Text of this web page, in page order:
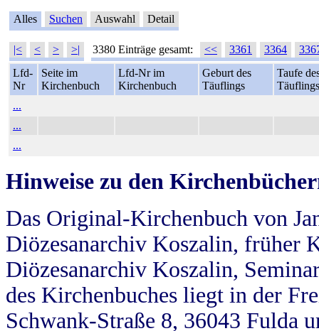
Alles Suchen Auswahl Detail
|< < > >| 3380 Einträge gesamt: << 3361 3364
Lfd-
Nr
Seite im
Kirchenbuch
Lfd-Nr im
Kirchenbuch
Geburt des
Täuflings
Taufe
Täuflings
...
...
...
Hinweise zu den
Das Original-Kirchenbuch von
Diözesanarchiv Koszalin, früher
Diözesanarchiv Koszalin,
des Kirchenbuches liegt in der
Schwank-Straße 8, 36043 Fulda